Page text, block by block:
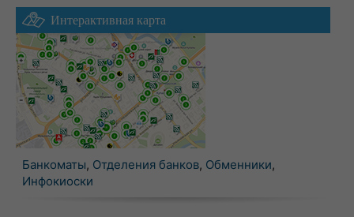
Интерактивная карта
Банкоматы, Отделения банков, Обменники,
Инфокиоски